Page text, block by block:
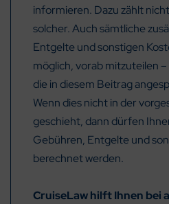
informieren. Dazu zählt
solcher. Auch sämtliche
Entgelte und sonstigen
möglich, vorab mitzuteilen
die in diesem Beitrag
Wenn dies nicht in der
geschieht, dann dürfen
Gebühren, Entgelte und
berechnet werden.
CruiseLaw hilft Ihnen bei